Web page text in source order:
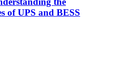
of UPS and BESS